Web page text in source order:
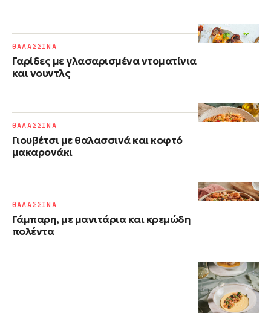
Γαρίδες με γλασαρισμένα ντοματίνια
και νουντλς
ΘΑΛΑΣΣΙΝΑ
Γιουβέτσι με θαλασσινά και κοφτό
μακαρονάκι
ΘΑΛΑΣΣΙΝΑ
Γάμπαρη, με μανιτάρια και κρεμώδη
πολέντα
ΘΑΛΑΣΣΙΝΑ